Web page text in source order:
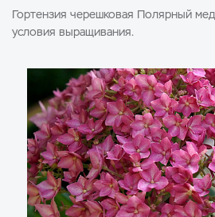
Гортензия черешковая Полярный
условия выращивания.